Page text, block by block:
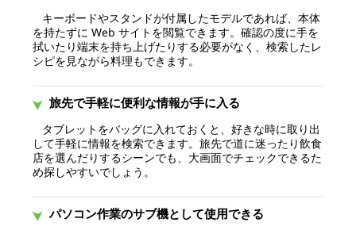
キーボードやスタンドが付属したモデルであれば、本体
を持たずに Web サイトを閲覧できます。確認の度に手を
拭いたり端末を持ち上げたりする必要がなく、検索したレ
シピを見ながら料理もできます。
旅先で手軽に便利な情報が手に入る
タブレットをバッグに入れておくと、好きな時に取り出
して手軽に情報を検索できます。旅先で道に迷ったり飲食
店を選んだりするシーンでも、大画面でチェックできるた
め探しやすいでしょう。
パソコン作業のサブ機として使用できる